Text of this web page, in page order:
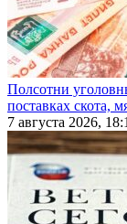
Полсотни
поставках скота,
7 августа 2026,